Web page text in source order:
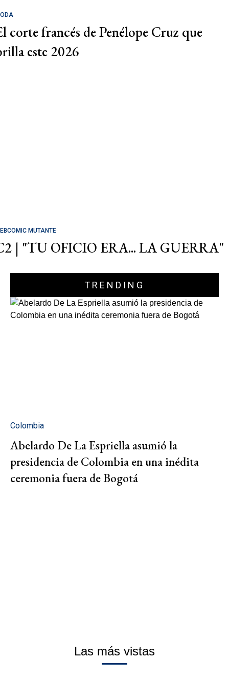
corte francés de Penélope Cruz que
este 2026
MUTANTE
| "TU OFICIO ERA... LA GUERRA"
TRENDING
Colombia
Abelardo De La Espriella asumió la
presidencia de Colombia en una inédita
ceremonia fuera de Bogotá
Las más vistas